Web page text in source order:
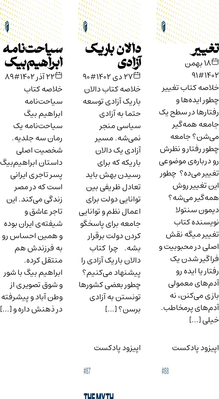
تغییر
۱۸ بهمن
۱۴۰۲#91
خلاصه کتاب تغییر
چطور ایده‌ها و
رفتار‌ها در سطح یک
جامعه همه‌گیر
می‌شن؟ جامعه
چطور رفتار و نظرش
رو درباره‌ی موضوعی
تغییر می‌ده؟ چطور
این تغییر روش
همه‌گیر می‌شه؟
دیمون سنتولا
نویسنده کتاب
تغییر میگه نقش
اصلی در محبوبیت و
فراگیر شدن یک
رفتار یا ایده رو
آدم‌های معمولی
بازی می‌کنن، نه
آدم‌های پرمخاطب.
خیلی […]
دالان باریک
آزادی
۲۷ دی ۱۴۰۲
#90
خلاصه کتاب دالان
باریک آزادی توسعه
حتما به آزادی
سیاسی منجر
نمی‌شه. مسیر
آزادی یک دالان
باریکه که برای
رسیدن بهش باید
تعادل ظریفی بین
توانایی دولت برای
اعمال نظم و توانایی
جامعه برای پاسخگو
کردن دولت برقرار
بشه. چرا کتاب
دالان باریک آزادی را
پیشنهاد می‌کنیم؟
چطور بعضی کشورها
تونستن به آزادی
برسن؟ […]
سیاحت‌نامه
ابراهیم‌بیک
۲۲ آذر ۱۴۰۲
#89
خلاصه کتاب
سیاحت‌نامه
ابراهیم بیگ
سیاحت‌نامه یک
رمان سه جلدیه.
شخصیت اصلی
داستان ابراهیم‌بیگ
پسر تاجری ایرانی
است که در مصر
زندگی می‌کند. این
تاجر عاشق و
شیفته‌ی ایران بوده
و همین احساس رو
به فرزندش هم
منتقل کرده.
ابراهیم بیگ با شور
و شوق تصویری از
وطن آباد و پیشرفته
در ذهنش داره و […]
اپیزود پادکست اپیزود پادکست